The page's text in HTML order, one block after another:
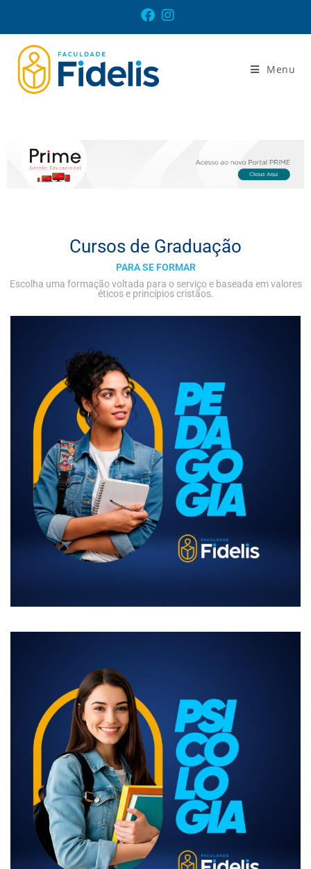
Menu
Cursos de Graduação
PARA SE FORMAR
Escolha uma formação voltada para o serviço e baseada em valores
éticos e princípios cristãos.